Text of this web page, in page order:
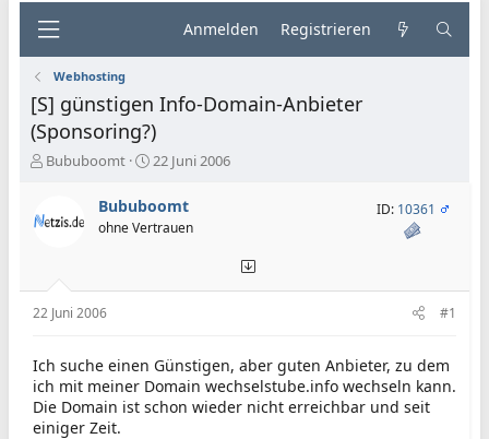
Anmelden Registrieren
Webhosting
[S] günstigen Info-Domain-Anbieter
(Sponsoring?)
E
t
e
r
Bububoomt
E
s
t
e
t
22 Juni 2006
Bububoomt
ohne Vertrauen
ID: 10361
22 Juni 2006 #1
Ich suche einen Günstigen, aber guten Anbieter, zu dem
ich mit meiner Domain wechselstube.info wechseln kann.
Die Domain ist schon wieder nicht erreichbar und seit
einiger Zeit.